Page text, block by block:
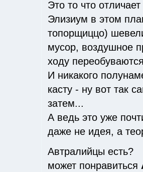
Это то что
Элизиум в этом
топорщиццо)
мусор, воздушное
ходу
И никакого
касту - ну вот так
затем...
А ведь это уже
даже не идея, а
Автралийцы есть?
может понравиться